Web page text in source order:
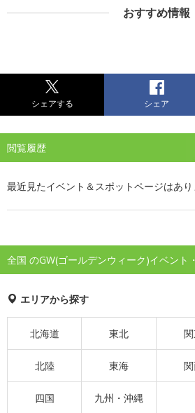
おすすめ情報
シェアする シェア
閲覧履歴
最近見たイベント＆スポットページはあり
全国 のGW(ゴールデンウィーク)イベント
エリアから探す
北海道 東北
北陸 東海
四国 九州・沖縄